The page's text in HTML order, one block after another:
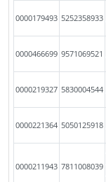
0000179493 5252358933
0000466699 9571069521
0000219327 5830004544
0000221364 5050125918
0000211943 7811008039